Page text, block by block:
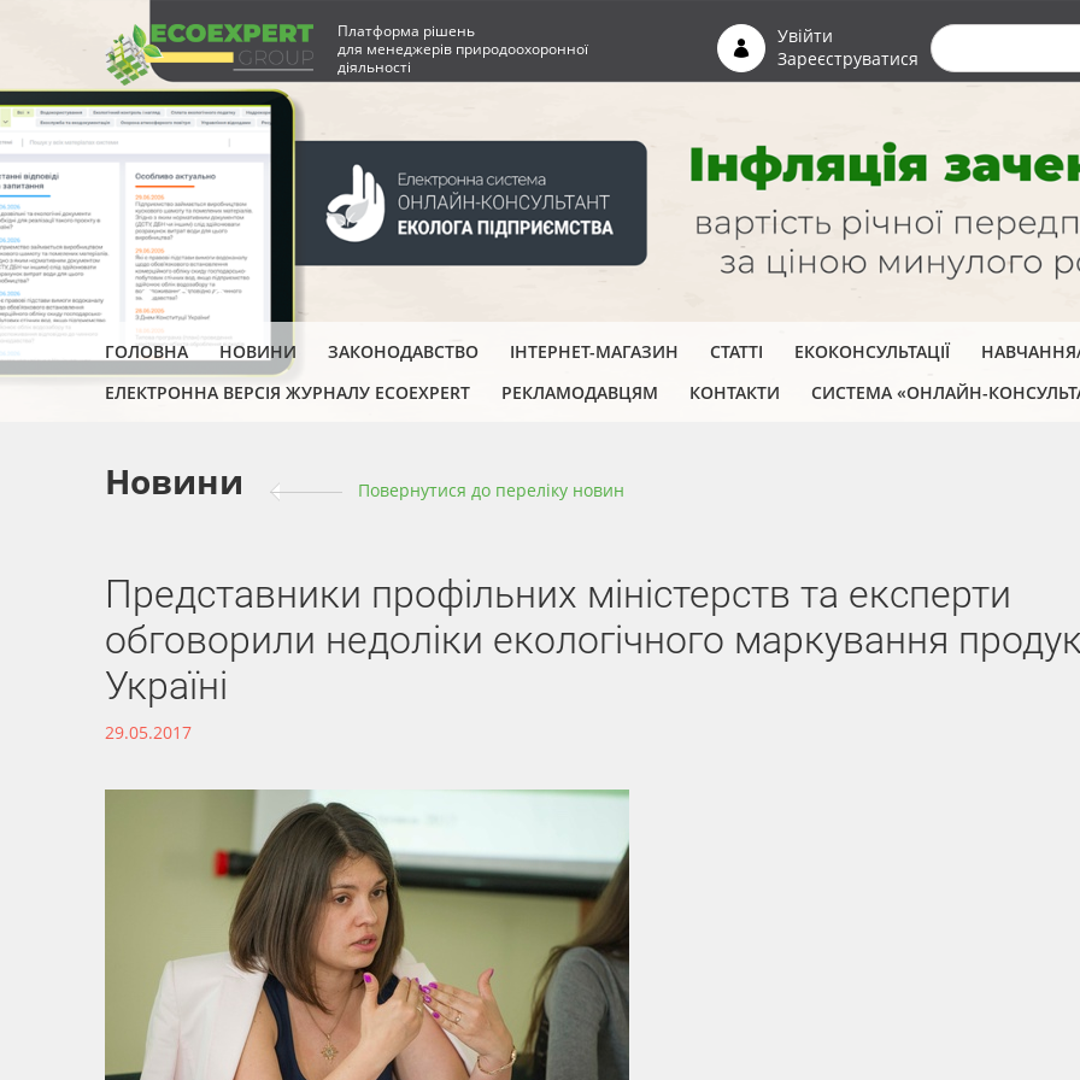
Платформа рішень
для менеджерів природоохоронної
діяльності
Увійти
Зареєструватися
ГОЛОВНА НОВИНИ ЗАКОНОДАВСТВО ІНТЕРНЕТ-МАГАЗИН СТАТТІ ЕКОКОНСУЛЬТАЦІЇ
НАВЧАННЯ/
ЕЛЕКТРОННА ВЕРСІЯ ЖУРНАЛУ ECOEXPERT
РЕКЛАМОДАВЦЯМ КОНТАКТИ СИСТЕМА «ОНЛАЙН-
Новини Повернутися до переліку новин
Представники профільних міністерств та експерти
обговорили недоліки екологічного маркування
Україні
29.05.2017